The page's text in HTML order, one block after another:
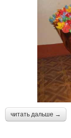
читать дальше →